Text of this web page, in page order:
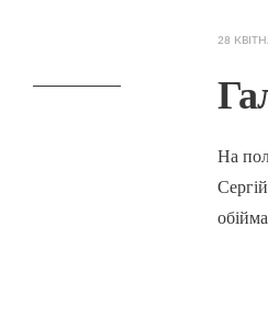
28
На